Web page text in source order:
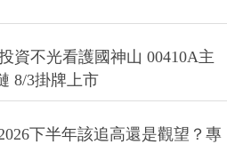
資不光看護國神山 00410A主
8/3掛牌上市
下半年該追高還是觀望？專